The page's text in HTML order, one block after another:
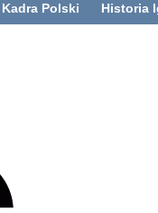
Kadra Polski Historia